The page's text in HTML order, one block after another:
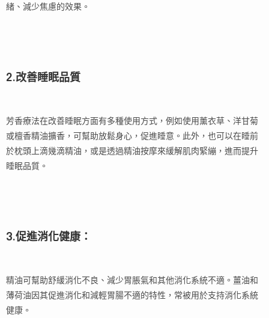
緒、減少焦慮的效果。
2.改善睡眠品質
芳香療法在改善睡眠方面有多種使用方式，例如使用薰衣草、洋甘菊
或檀香精油擴香，可幫助放鬆身心，促進睡意。此外，也可以在睡前
於枕頭上滴幾滴精油，或是透過精油按摩來緩解肌肉緊繃，進而提升
睡眠品質。
3.促進消化健康：
精油可幫助舒緩消化不良、減少胃脹氣和其他消化系統不適。薑油和
薄荷油因其促進消化和減輕胃腸不適的特性，常被用於支持消化系統
健康。